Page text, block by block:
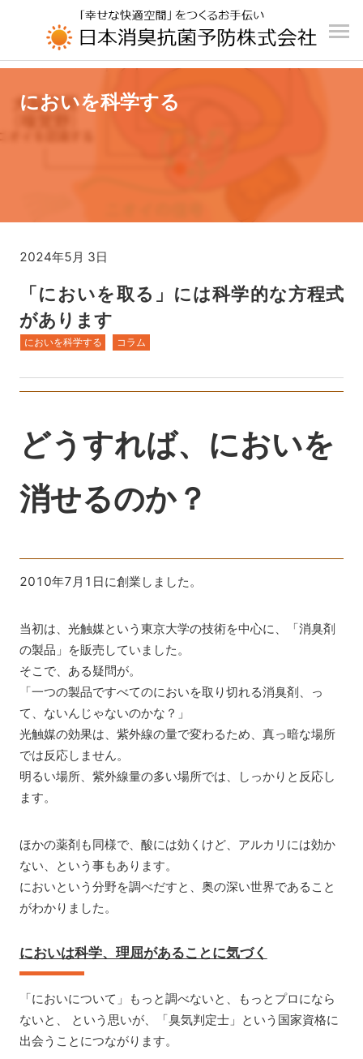
UA-196110426-1
においを科学する
2024年5月 3日
「においを取る」には科学的な方程式
があります
においを科学する コラム
どうすれば、においを
消せるのか？
2010年7月1日に創業しました。
当初は、光触媒という東京大学の技術を中心に、「消臭剤
の製品」を販売していました。
そこで、ある疑問が。
「一つの製品ですべてのにおいを取り切れる消臭剤、っ
て、ないんじゃないのかな？」
光触媒の効果は、紫外線の量で変わるため、真っ暗な場所
では反応しません。
明るい場所、紫外線量の多い場所では、しっかりと反応し
ます。
ほかの薬剤も同様で、酸には効くけど、アルカリには効か
ない、という事もあります。
においという分野を調べだすと、奥の深い世界であること
がわかりました。
においは科学、理屈があることに気づく
「においについて」もっと調べないと、もっとプロになら
ないと、 という思いが、「臭気判定士」という国家資格に
出会うことにつながります。